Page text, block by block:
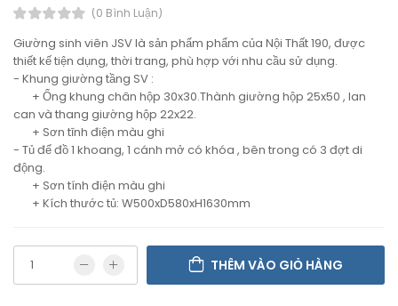
(0 Bình Luận)
Giường sinh viên JSV là sản phẩm phẩm của Nội Thất 190, được
thiết kế tiện dụng, thời trang, phù hợp với nhu cầu sử dụng.
- Khung giường tầng SV :
+ Ống khung chân hộp 30x30.Thành giường hộp 25x50 , lan
can và thang giường hộp 22x22.
+ Sơn tĩnh điện màu ghi
- Tủ để đồ 1 khoang, 1 cánh mở có khóa , bên trong có 3 đợt di
động.
+ Sơn tính điện màu ghi
+ Kích thước tủ: W500xD580xH1630mm
THÊM VÀO GIỎ HÀNG